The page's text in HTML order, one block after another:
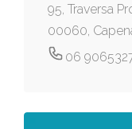
95, Traversa
00060,
06